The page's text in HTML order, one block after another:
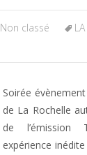
Non classé
Soirée
de La Rochelle
de l’émission
expérience